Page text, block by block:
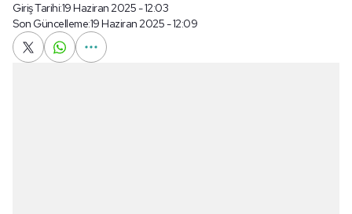
Giriş Tarihi:19 Haziran 2025 - 12:03
Son Güncelleme:19 Haziran 2025 - 12:09